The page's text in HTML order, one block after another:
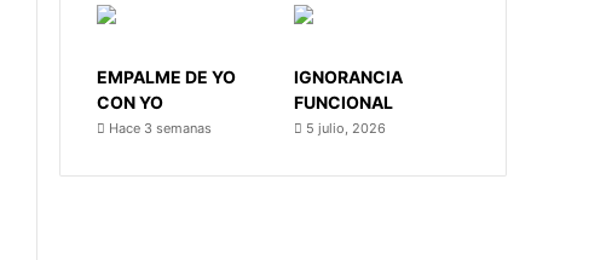
EMPALME DE YO
CON YO
Hace 3 semanas
IGNORANCIA
FUNCIONAL
5 julio, 2026